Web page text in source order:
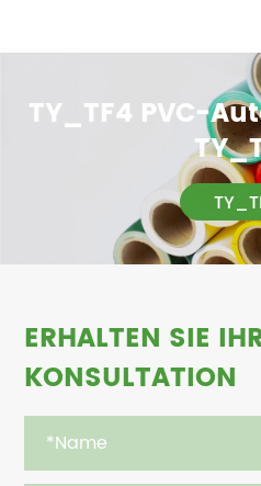
TY_TF4 PVC-
ERHALTEN SIE
KONSULTATION